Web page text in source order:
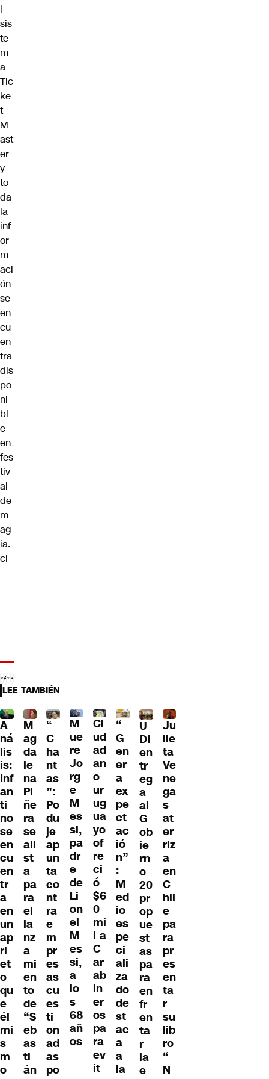
l
sis
te
m
a
Tic
ke
t
M
ast
er
y
to
da
la
inf
or
m
aci
ón
se
en
cu
en
tra
dis
po
ni
bl
e
en
fes
tiv
al
de
m
ag
ia.
cl
LEE TAMBIÉN
A
ná
lis
is:
Inf
an
ti
no
se
en
cu
en
tr
a
en
un
ap
ri
et
o
qu
e
él
mi
s
m
o
M
ag
da
le
na
Pi
ñe
ra
se
ali
st
a
pa
ra
el
la
nz
a
mi
en
to
de
“S
eb
as
ti
án
“
C
ha
nt
as
”:
Po
du
je
ap
un
ta
co
nt
ra
e
m
pr
es
as
cu
es
ti
on
ad
as
po
M
ue
re
Jo
rg
e
M
es
si,
pa
dr
e
de
Li
on
el
M
es
si,
a
lo
s
68
añ
os
Ci
ud
ad
an
o
ur
ug
ua
yo
of
re
ci
ó
$6
0
mi
l a
C
ar
ab
in
er
os
pa
ra
ev
it
“
G
en
er
a
ex
pe
ct
ac
ió
n”
:
M
ed
io
es
pe
ci
ali
za
do
de
st
ac
a
a
la
U
DI
en
tr
eg
a
al
G
ob
ie
rn
o
20
pr
op
ue
st
as
pa
ra
en
fr
en
ta
r
la
e
Ju
lie
ta
Ve
ne
ga
s
at
er
riz
a
en
C
hil
e
pa
ra
pr
es
en
ta
r
su
lib
ro
“
N